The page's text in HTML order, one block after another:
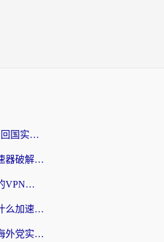
海外党别再踩坑！vpn翻回国实用指南——选对加速器，国内资源无缝用
海外党别踩坑！免费加速器破解版真的能用？教你无缝访问国内资源的正确姿势
海外党必看：免费好用的VPN？不如选对转国内加速器实现无缝追剧
在阿根廷玩国内游戏用什么加速器？3年海外党亲测实用指南
迅游和小黑牛哪个好？海外党实测指南，选对中国地址加速器才能无缝刷国内资源